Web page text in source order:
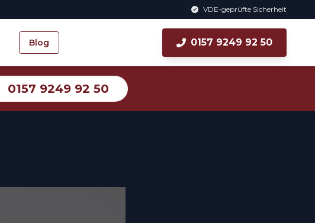
VDE-geprüfte Sicherheit
Blog 0157 9249 92 50
0157 9249 92 50